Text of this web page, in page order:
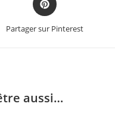
Partager sur Pinterest
aussi…